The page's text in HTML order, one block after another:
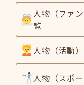
人物（ファ
覧
人物（活動
人物（スポ